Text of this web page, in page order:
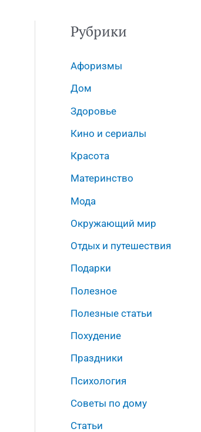
Рубрики
Афоризмы
Дом
Здоровье
Кино и сериалы
Красота
Материнство
Мода
Окружающий мир
Отдых и путешествия
Подарки
Полезное
Полезные статьи
Похудение
Праздники
Психология
Советы по дому
Статьи